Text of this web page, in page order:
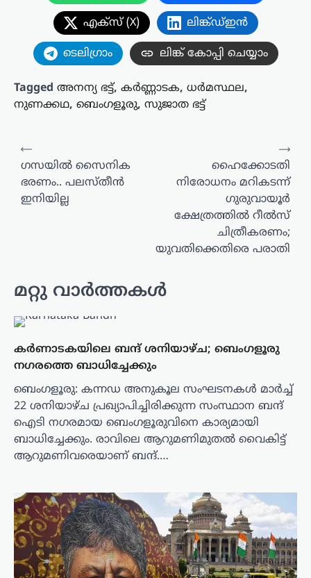
എക്സ് (X) ലിങ്ക്ഡ്ഇൻ
ടെലിഗ്രാം ലിങ്ക് കോപ്പി ചെയ്യാം
Tagged അനന്യ ഭട്ട്, കര്‍ണ്ണാടക, ധര്‍മസ്ഥല,
നുണക്കഥ, ബെംഗളൂരു, സുജാത ഭട്ട്
പോസ്റ്റുകളിലൂടെ
⟵
​ഗസയിൽ സൈനിക
ഭരണം.. പലസ്തീൻ
ഇനിയില്ല
ഹൈക്കോടതി
നിരോധനം മറികടന്ന്
ഗുരുവായൂർ
ക്ഷേത്രത്തിൽ റീൽസ്
ചിത്രീകരണം;
യുവതിക്കെതിരെ പരാതി
⟶
മറ്റു വാർത്തകൾ
കർണാടകയിലെ ബന്ദ് ശനിയാഴ്ച; ബെംഗളൂരു
നഗരത്തെ ബാധിച്ചേക്കും
ബെംഗളൂരു: കന്നഡ അനുകൂല സംഘടനകൾ മാർച്ച്
22 ശനിയാഴ്ച പ്രഖ്യാപിച്ചിരിക്കുന്ന സംസ്ഥാന ബന്ദ്
ഐടി നഗരമായ ബെംഗളൂരുവിനെ കാര്യമായി
ബാധിച്ചേക്കും. രാവിലെ ആറുമണിമുതൽ വൈകിട്ട്
ആറുമണിവരെയാണ് ബന്ദ്.…